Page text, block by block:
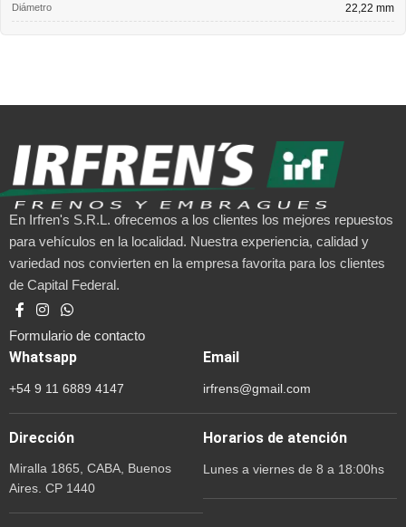
Diámetro 22,22 mm
En Irfren's S.R.L. ofrecemos a los clientes los mejores repuestos
para vehículos en la localidad. Nuestra experiencia, calidad y
variedad nos convierten en la empresa favorita para los clientes
de Capital Federal.
Formulario de contacto
Whatsapp
+54 9 11 6889 4147
Email
irfrens@gmail.com
Dirección
Miralla 1865, CABA, Buenos
Aires. CP 1440
Horarios de atención
Lunes a viernes de 8 a 18:00hs